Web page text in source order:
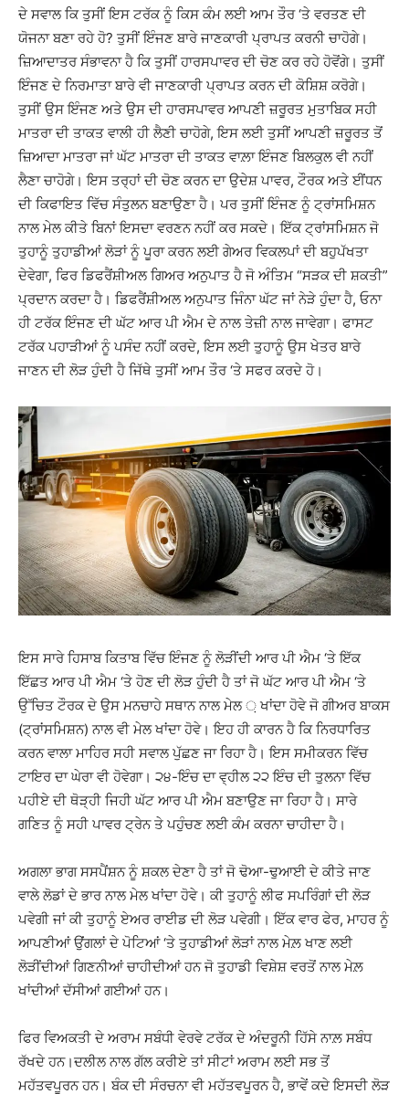
ਦੇ ਸਵਾਲ ਕਿ ਤੁਸੀਂ ਇਸ ਟਰੱਕ ਨੂੰ ਕਿਸ ਕੰਮ ਲਈ ਆਮ ਤੌਰ ‘ਤੇ ਵਰਤਣ ਦੀ
ਯੋਜਨਾ ਬਣਾ ਰਹੇ ਹੋ? ਤੁਸੀਂ ਇੰਜਣ ਬਾਰੇ ਜਾਣਕਾਰੀ ਪ੍ਰਾਪਤ ਕਰਨੀ ਚਾਹੋਗੇ।
ਜ਼ਿਆਦਾਤਰ ਸੰਭਾਵਨਾ ਹੈ ਕਿ ਤੁਸੀਂ ਹਾਰਸਪਾਵਰ ਦੀ ਚੋਣ ਕਰ ਰਹੇ ਹੋਵੋਂਗੇ। ਤੁਸੀਂ
ਇੰਜਣ ਦੇ ਨਿਰਮਾਤਾ ਬਾਰੇ ਵੀ ਜਾਣਕਾਰੀ ਪ੍ਰਾਪਤ ਕਰਨ ਦੀ ਕੋਸ਼ਿਸ਼ ਕਰੋਗੇ।
ਤੁਸੀਂ ਉਸ ਇੰਜਣ ਅਤੇ ਉਸ ਦੀ ਹਾਰਸਪਾਵਰ ਆਪਣੀ ਜ਼ਰੂਰਤ ਮੁਤਾਬਿਕ ਸਹੀ
ਮਾਤਰਾ ਦੀ ਤਾਕਤ ਵਾਲੀ ਹੀ ਲੈਣੀ ਚਾਹੋਗੇ, ਇਸ ਲਈ ਤੁਸੀਂ ਆਪਣੀ ਜ਼ਰੂਰਤ ਤੋਂ
ਜ਼ਿਆਦਾ ਮਾਤਰਾ ਜਾਂ ਘੱਟ ਮਾਤਰਾ ਦੀ ਤਾਕਤ ਵਾਲ਼ਾ ਇੰਜਣ ਬਿਲਕੁਲ ਵੀ ਨਹੀਂ
ਲੈਣਾ ਚਾਹੋਗੇ। ਇਸ ਤਰ੍ਹਾਂ ਦੀ ਚੋਣ ਕਰਨ ਦਾ ਉਦੇਸ਼ ਪਾਵਰ, ਟੌਰਕ ਅਤੇ ਈਂਧਨ
ਦੀ ਕਿਫਾਇਤ ਵਿੱਚ ਸੰਤੁਲਨ ਬਣਾਉਣਾ ਹੈ। ਪਰ ਤੁਸੀਂ ਇੰਜਣ ਨੂੰ ਟ੍ਰਾਂਸਮਿਸ਼ਨ
ਨਾਲ ਮੇਲ ਕੀਤੇ ਬਿਨਾਂ ਇਸਦਾ ਵਰਣਨ ਨਹੀਂ ਕਰ ਸਕਦੇ। ਇੱਕ ਟ੍ਰਾਂਸਮਿਸ਼ਨ ਜੋ
ਤੁਹਾਨੂੰ ਤੁਹਾਡੀਆਂ ਲੋੜਾਂ ਨੂੰ ਪੂਰਾ ਕਰਨ ਲਈ ਗੇਅਰ ਵਿਕਲਪਾਂ ਦੀ ਬਹੁਪੱਖਤਾ
ਦੇਵੇਗਾ, ਫਿਰ ਡਿਫਰੈਂਸ਼ੀਅਲ ਗਿਅਰ ਅਨੁਪਾਤ ਹੈ ਜੋ ਅੰਤਿਮ “ਸੜਕ ਦੀ ਸ਼ਕਤੀ”
ਪ੍ਰਦਾਨ ਕਰਦਾ ਹੈ। ਡਿਫਰੈਂਸ਼ੀਅਲ ਅਨੁਪਾਤ ਜਿੰਨਾ ਘੱਟ ਜਾਂ ਨੇੜੇ ਹੁੰਦਾ ਹੈ, ਓਨਾ
ਹੀ ਟਰੱਕ ਇੰਜਣ ਦੀ ਘੱਟ ਆਰ ਪੀ ਐਮ ਦੇ ਨਾਲ ਤੇਜ਼ੀ ਨਾਲ ਜਾਵੇਗਾ। ਫਾਸਟ
ਟਰੱਕ ਪਹਾੜੀਆਂ ਨੂੰ ਪਸੰਦ ਨਹੀਂ ਕਰਦੇ, ਇਸ ਲਈ ਤੁਹਾਨੂੰ ਉਸ ਖੇਤਰ ਬਾਰੇ
ਜਾਣਨ ਦੀ ਲੋੜ ਹੁੰਦੀ ਹੈ ਜਿੱਥੇ ਤੁਸੀਂ ਆਮ ਤੌਰ ‘ਤੇ ਸਫਰ ਕਰਦੇ ਹੋ।
ਇਸ ਸਾਰੇ ਹਿਸਾਬ ਕਿਤਾਬ ਵਿੱਚ ਇੰਜਣ ਨੂੰ ਲੋੜੀਂਦੀ ਆਰ ਪੀ ਐਮ ‘ਤੇ ਇੱਕ
ਇੱਛਤ ਆਰ ਪੀ ਐਮ ‘ਤੇ ਹੋਣ ਦੀ ਲੋੜ ਹੁੰਦੀ ਹੈ ਤਾਂ ਜੋ ਘੱਟ ਆਰ ਪੀ ਐਮ ‘ਤੇ
ਉੱਚਿਤ ਟੌਰਕ ਦੇ ਉਸ ਮਨਚਾਹੇ ਸਥਾਨ ਨਾਲ ਮੇਲ ਼ ਖਾਂਦਾ ਹੋਵੇ ਜੋ ਗੀਅਰ ਬਾਕਸ
(ਟ੍ਰਾਂਸਮਿਸ਼ਨ) ਨਾਲ ਵੀ ਮੇਲ ਖਾਂਦਾ ਹੋਵੇ। ਇਹ ਹੀ ਕਾਰਨ ਹੈ ਕਿ ਨਿਰਧਾਰਿਤ
ਕਰਨ ਵਾਲਾ ਮਾਹਿਰ ਸਹੀ ਸਵਾਲ ਪੁੱਛਣ ਜਾ ਰਿਹਾ ਹੈ। ਇਸ ਸਮੀਕਰਨ ਵਿੱਚ
ਟਾਇਰ ਦਾ ਘੇਰਾ ਵੀ ਹੋਵੇਗਾ। ੨੪-ਇੰਚ ਦਾ ਵ੍ਹੀਲ ੨੨ ਇੰਚ ਦੀ ਤੁਲਨਾ ਵਿੱਚ
ਪਹੀਏ ਦੀ ਥੋੜ੍ਹੀ ਜਿਹੀ ਘੱਟ ਆਰ ਪੀ ਐਮ ਬਣਾਉਣ ਜਾ ਰਿਹਾ ਹੈ। ਸਾਰੇ
ਗਣਿਤ ਨੂੰ ਸਹੀ ਪਾਵਰ ਟ੍ਰੇਨ ਤੇ ਪਹੁੰਚਣ ਲਈ ਕੰਮ ਕਰਨਾ ਚਾਹੀਦਾ ਹੈ।
ਅਗਲਾ ਭਾਗ ਸਸਪੈਂਸ਼ਨ ਨੂੰ ਸ਼ਕਲ ਦੇਣਾ ਹੈ ਤਾਂ ਜੋ ਢੋਆ-ਢੁਆਈ ਦੇ ਕੀਤੇ ਜਾਣ
ਵਾਲੇ ਲੋਡਾਂ ਦੇ ਭਾਰ ਨਾਲ ਮੇਲ ਖਾਂਦਾ ਹੋਵੇ। ਕੀ ਤੁਹਾਨੂੰ ਲੀਫ ਸਪਰਿੰਗਾਂ ਦੀ ਲੋੜ
ਪਵੇਗੀ ਜਾਂ ਕੀ ਤੁਹਾਨੂੰ ਏਅਰ ਰਾਈਡ ਦੀ ਲੋੜ ਪਵੇਗੀ। ਇੱਕ ਵਾਰ ਫੇਰ, ਮਾਹਰ ਨੂੰ
ਆਪਣੀਆਂ ਉਂਗਲਾਂ ਦੇ ਪੋਟਿਆਂ ‘ਤੇ ਤੁਹਾਡੀਆਂ ਲੋੜਾਂ ਨਾਲ ਮੇਲ਼ ਖਾਣ ਲਈ
ਲੋੜੀਂਦੀਆਂ ਗਿਣਨੀਆਂ ਚਾਹੀਦੀਆਂ ਹਨ ਜੋ ਤੁਹਾਡੀ ਵਿਸ਼ੇਸ਼ ਵਰਤੋਂ ਨਾਲ ਮੇਲ਼
ਖਾਂਦੀਆਂ ਦੱਸੀਆਂ ਗਈਆਂ ਹਨ।
ਫਿਰ ਵਿਅਕਤੀ ਦੇ ਅਰਾਮ ਸਬੰਧੀ ਵੇਰਵੇ ਟਰੱਕ ਦੇ ਅੰਦਰੂਨੀ ਹਿੱਸੇ ਨਾਲ਼ ਸਬੰਧ
ਰੱਖਦੇ ਹਨ।ਦਲੀਲ ਨਾਲ ਗੱਲ ਕਰੀਏ ਤਾਂ ਸੀਟਾਂ ਅਰਾਮ ਲਈ ਸਭ ਤੋਂ
ਮਹੱਤਵਪੂਰਨ ਹਨ। ਬੰਕ ਦੀ ਸੰਰਚਨਾ ਵੀ ਮਹੱਤਵਪੂਰਨ ਹੈ, ਭਾਵੇਂ ਕਦੇ ਇਸਦੀ ਲੋੜ